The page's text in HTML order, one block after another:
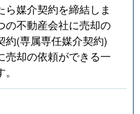
ら媒介契約を締結しま
の不動産会社に売却の
約(専属専任媒介契約)
売却の依頼ができる一